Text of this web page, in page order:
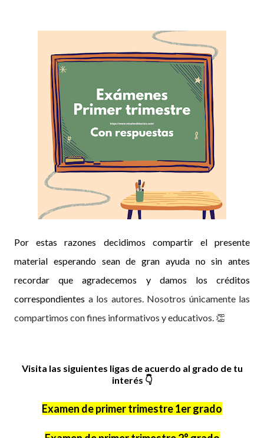
Por estas razones decidimos compartir el presente
material esperando sean de gran ayuda no sin antes
recordar que agradecemos y damos los créditos
correspondientes a los autores. Nosotros únicamente las
compartimos con fines informativos y educativos. 👏
Visita las siguientes ligas de acuerdo al grado de tu
interés 👇
Examen de primer trimestre 1er grado